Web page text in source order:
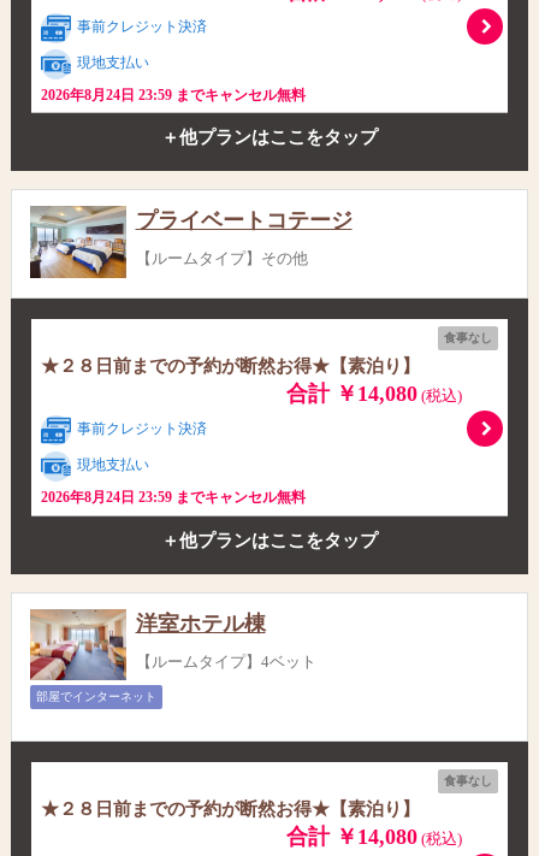
事前クレジット決済
現地支払い
2026年8月24日 23:59 までキャンセル無料
＋他プランはここをタップ
プライベートコテージ
【ルームタイプ】その他
食事なし
★２８日前までの予約が断然お得★【素泊り】
合計 ￥14,080(税込)
事前クレジット決済
現地支払い
2026年8月24日 23:59 までキャンセル無料
＋他プランはここをタップ
洋室ホテル棟
【ルームタイプ】4ベット
部屋でインターネット
食事なし
★２８日前までの予約が断然お得★【素泊り】
合計 ￥14,080(税込)